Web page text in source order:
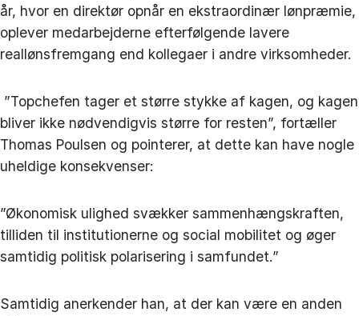
år, hvor en direktør opnår en ekstraordinær lønpræmie,
oplever medarbejderne efterfølgende lavere
reallønsfremgang end kollegaer i andre virksomheder.
”Topchefen tager et større stykke af kagen, og kagen
bliver ikke nødvendigvis større for resten”, fortæller
Thomas Poulsen og pointerer, at dette kan have nogle
uheldige konsekvenser:
”Økonomisk ulighed svækker sammenhængskraften,
tilliden til institutionerne og social mobilitet og øger
samtidig politisk polarisering i samfundet.”
Samtidig anerkender han, at der kan være en anden